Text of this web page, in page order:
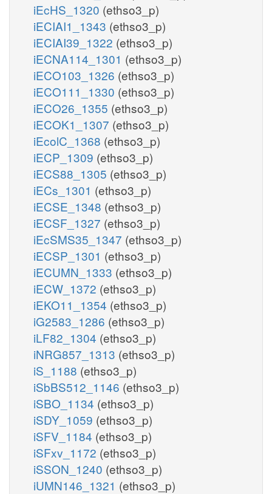
iEcHS_1320 (ethso3_p)
iECIAI1_1343 (ethso3_p)
iECIAI39_1322 (ethso3_p)
iECNA114_1301 (ethso3_p)
iECO103_1326 (ethso3_p)
iECO111_1330 (ethso3_p)
iECO26_1355 (ethso3_p)
iECOK1_1307 (ethso3_p)
iEcolC_1368 (ethso3_p)
iECP_1309 (ethso3_p)
iECS88_1305 (ethso3_p)
iECs_1301 (ethso3_p)
iECSE_1348 (ethso3_p)
iECSF_1327 (ethso3_p)
iEcSMS35_1347 (ethso3_p)
iECSP_1301 (ethso3_p)
iECUMN_1333 (ethso3_p)
iECW_1372 (ethso3_p)
iEKO11_1354 (ethso3_p)
iG2583_1286 (ethso3_p)
iLF82_1304 (ethso3_p)
iNRG857_1313 (ethso3_p)
iS_1188 (ethso3_p)
iSbBS512_1146 (ethso3_p)
iSBO_1134 (ethso3_p)
iSDY_1059 (ethso3_p)
iSFV_1184 (ethso3_p)
iSFxv_1172 (ethso3_p)
iSSON_1240 (ethso3_p)
iUMN146_1321 (ethso3_p)